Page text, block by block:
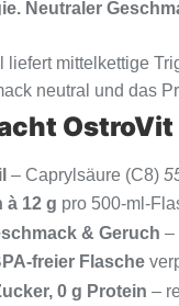
Neutraler
liefert mittelkettige
neutral und das
– Caprylsäure (C8)
à 12 g pro 500-ml-
& Geruch –
freier Flasche
0 g Protein –